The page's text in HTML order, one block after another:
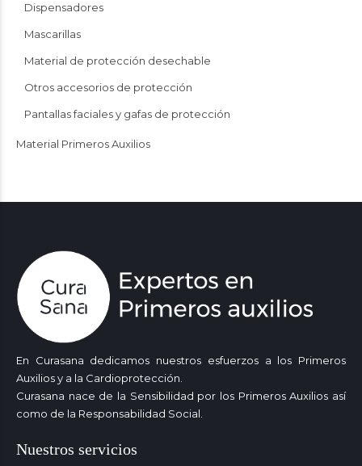
Dispensadores
Mascarillas
Material de protección desechable
Otros accesorios de protección
Pantallas faciales y gafas de protección
Material Primeros Auxilios
En Curasana dedicamos nuestros esfuerzos a los Primeros
Auxilios y a la Cardioprotección.
Curasana nace de la Sensibilidad por los Primeros Auxilios así
como de la Responsabilidad Social.
Nuestros servicios